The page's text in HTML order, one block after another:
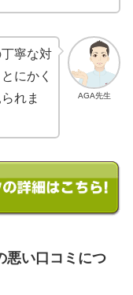
AGA先生
寧な対
にかく
れま
悪い口コミにつ